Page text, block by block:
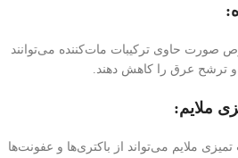
حاوی ترکیبات مات‌کننده می‌توانند
و ترشح عرق را کاهش دهند.
ملایم:
ملایم می‌تواند از باکتری‌ها و عفونت‌ها